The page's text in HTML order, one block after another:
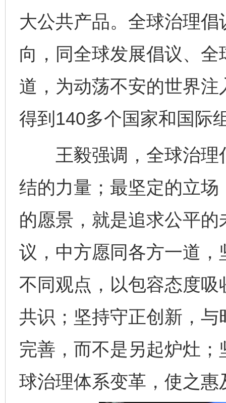
大公共产品。全球治理
向，同全球发展倡议、
道，为动荡不安的世界
得到140多个国家和国际
王毅强调，全球治理
结的力量；最坚定的立
的愿景，就是追求公平
议，中方愿同各方一道
不同观点，以包容态度
共识；坚持守正创新，
完善，而不是另起炉灶
球治理体系变革，使之惠